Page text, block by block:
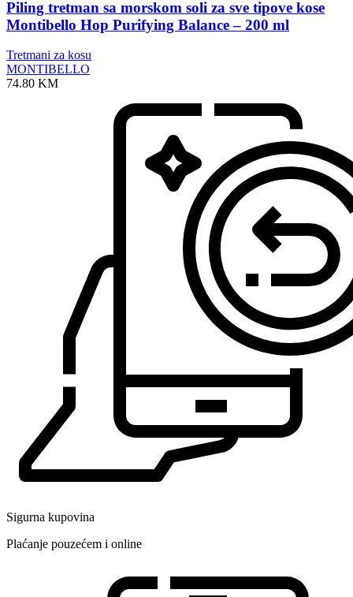
Piling tretman sa morskom soli za sve tipove kose
Montibello Hop Purifying Balance – 200 ml
Tretmani za kosu
MONTIBELLO
74.80 KM
Sigurna kupovina
Plaćanje pouzećem i online